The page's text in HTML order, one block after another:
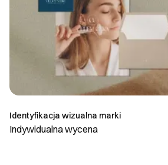
Identyfikacja wizualna marki
Indywidualna wycena